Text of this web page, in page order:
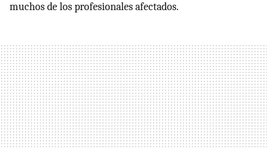
muchos de los profesionales afectados.